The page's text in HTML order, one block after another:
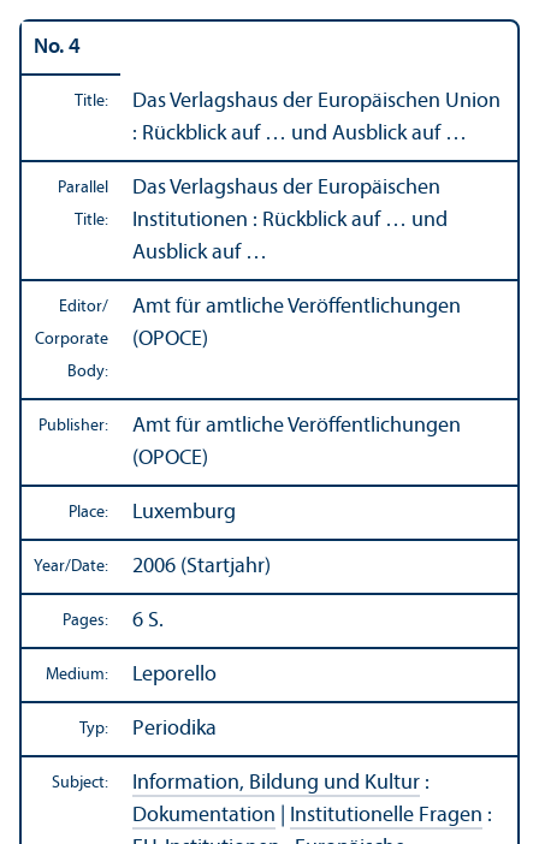
No. 4
Title:
Das Verlagshaus der Europäischen Union
: Rückblick auf … und Ausblick auf …
Parallel
Title:
Das Verlagshaus der Europäischen
Institutionen : Rückblick auf … und
Ausblick auf …
Editor/
Corporate
Body:
Amt für amtliche Veröffentlichungen
(OPOCE)
Publisher:
Amt für amtliche Veröffentlichungen
(OPOCE)
Place: Luxemburg
Year/Date: 2006 (Startjahr)
Pages: 6 S.
Medium: Leporello
Typ: Periodika
Subject: Information, Bildung und Kultur :
Dokumentation
Institutionelle Fragen :